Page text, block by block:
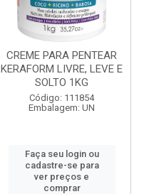
CREME PARA PENTEAR
KERAFORM LIVRE, LEVE E
SOLTO 1KG
Código: 111854
Embalagem: UN
Faça seu login ou
cadastre-se para
ver preços e
comprar